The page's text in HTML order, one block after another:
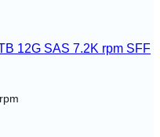
12G SAS 7.2K rpm SFF